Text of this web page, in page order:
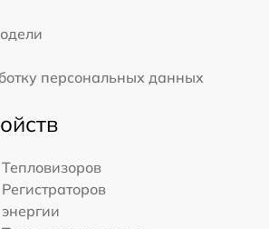
персональных данных
Тепловизоров
Регистраторов
энергии